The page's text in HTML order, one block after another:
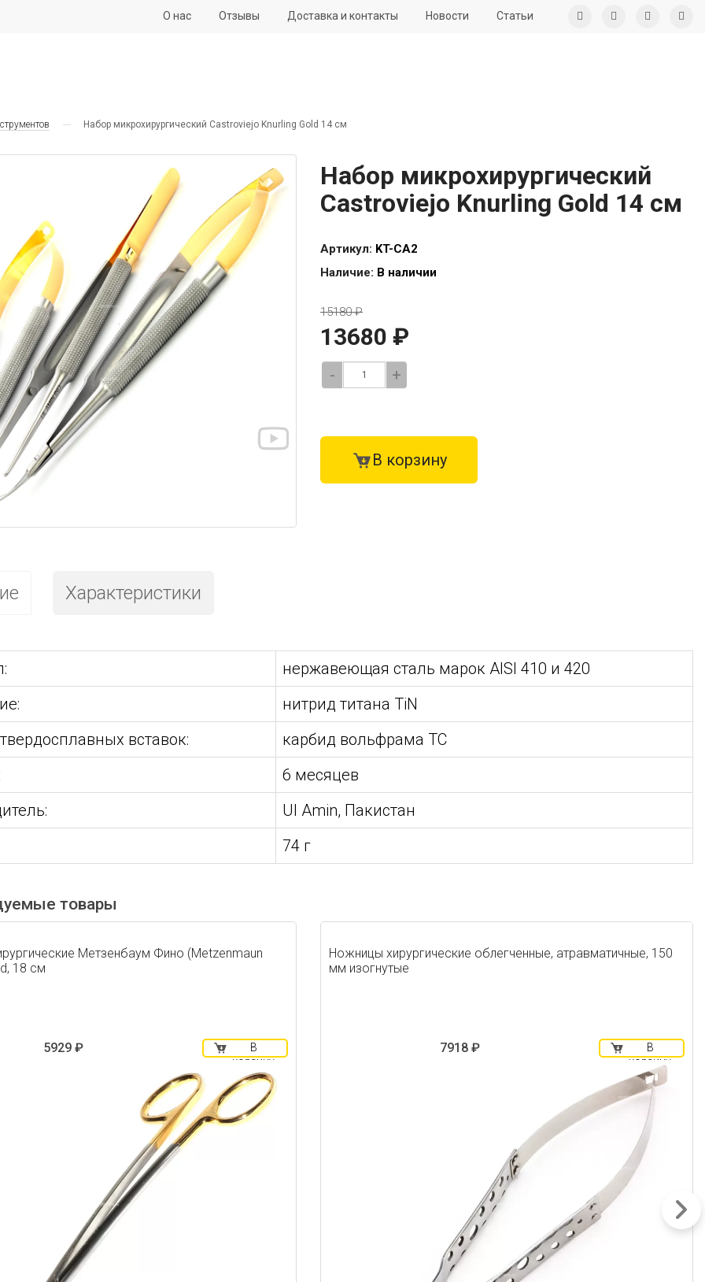
О нас Отзывы Доставка и контакты Новости Статьи
Набор микрохирургический Castroviejo Knurling Gold 14 см
Набор микрохирургический
Castroviejo Knurling Gold 14 см
Артикул: KT-CA2
Наличие: В наличии
15180 ₽
13680 ₽
- +
В корзину
Характеристики
нержавеющая сталь марок AISI 410 и 420
нитрид титана TiN
вставок:
карбид вольфрама TC
6 месяцев
Ul Amin, Пакистан
74 г
товары
Метзенбаум Фино (Metzenmaun
18 см
5929 ₽
В
корзину
Ножницы хирургические облегченные, атравматичные, 150
мм изогнутые
7918 ₽
В
корзину